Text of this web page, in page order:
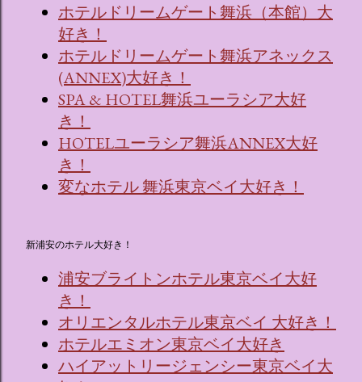
ホテルドリームゲート舞浜（本館）大
好き！
ホテルドリームゲート舞浜アネックス
(ANNEX)大好き！
SPA & HOTEL舞浜ユーラシア大好
き！
HOTELユーラシア舞浜ANNEX大好
き！
変なホテル 舞浜東京ベイ大好き！
新浦安のホテル大好き！
浦安ブライトンホテル東京ベイ大好
き！
オリエンタルホテル東京ベイ 大好き！
ホテルエミオン東京ベイ大好き
ハイアットリージェンシー東京ベイ大